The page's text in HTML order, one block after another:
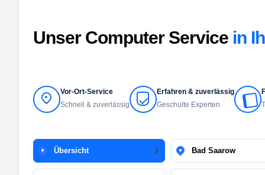
Unser Computer Service in
Vor-Ort-Service
Schnell & zuverlässig
Erfahren & zuverlässig
Geschulte Experten
Übersicht Bad Saarow